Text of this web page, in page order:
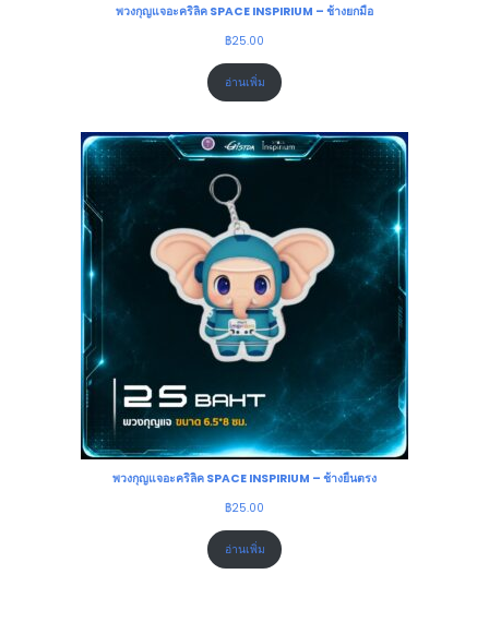
พวงกุญแจอะคริลิค SPACE INSPIRIUM – ช้างยกมือ
฿25.00
อ่านเพิ่ม
พวงกุญแจอะคริลิค SPACE INSPIRIUM – ช้างยืนตรง
฿25.00
อ่านเพิ่ม